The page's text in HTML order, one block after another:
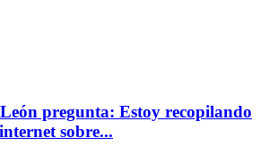
pregunta: Estoy recopilando
sobre...